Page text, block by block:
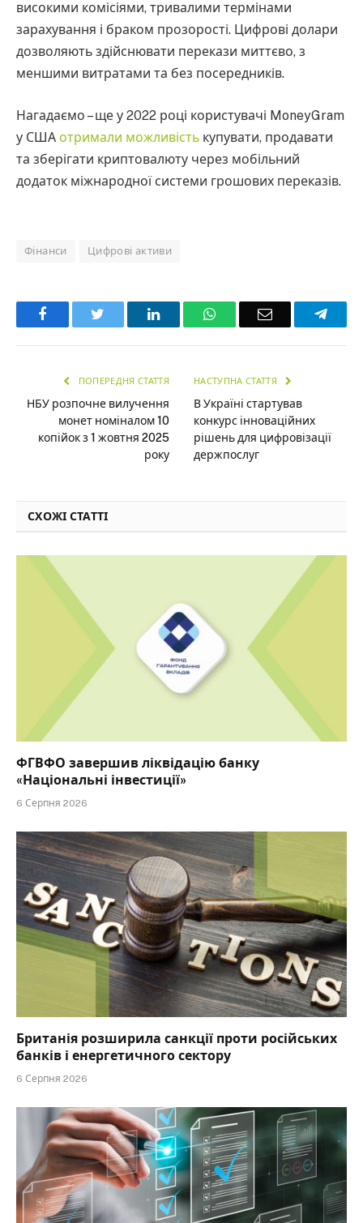
високими комісіями, тривалими термінами
зарахування і браком прозорості. Цифрові долари
дозволяють здійснювати перекази миттєво, з
меншими витратами та без посередників.
Нагадаємо – ще у 2022 році користувачі MoneyGram
у США отримали можливість купувати, продавати
та зберігати криптовалюту через мобільний
додаток міжнародної системи грошових переказів.
Фінанси Цифрові активи
Facebook LinkedInWhatsAppEmail
ПОПЕРЕДНЯ СТАТТЯ
НБУ розпочне вилучення
монет номіналом 10
копійок з 1 жовтня 2025
року
НАСТУПНА СТАТТЯ
В Україні стартував
конкурс інноваційних
рішень для цифровізації
держпослуг
СХОЖІ СТАТТІ
ФГВФО завершив ліквідацію банку
«Національні інвестиції»
6 Серпня 2026
Британія розширила санкції проти російських
банків і енергетичного сектору
6 Серпня 2026